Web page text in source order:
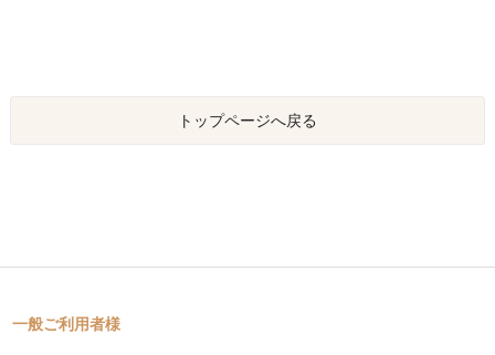
トップページへ戻る
一般ご利用者様